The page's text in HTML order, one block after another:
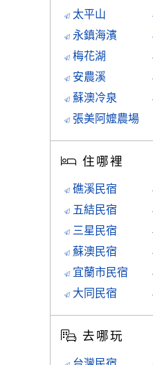
太平山
永鎮海濱
梅花湖
安農溪
蘇澳冷泉
張美阿嬤農場
住哪裡
礁溪民宿
五結民宿
三星民宿
蘇澳民宿
宜蘭市民宿
大同民宿
去哪玩